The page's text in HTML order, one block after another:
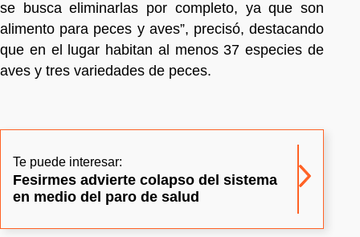
se busca eliminarlas por completo, ya que son
alimento para peces y aves”, precisó, destacando
que en el lugar habitan al menos 37 especies de
aves y tres variedades de peces.
Te puede interesar:
Fesirmes advierte colapso del sistema
en medio del paro de salud